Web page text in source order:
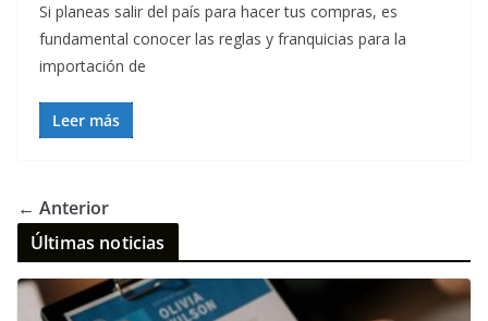
Si planeas salir del país para hacer tus compras, es
fundamental conocer las reglas y franquicias para la
importación de
Leer más
← Anterior
Últimas noticias